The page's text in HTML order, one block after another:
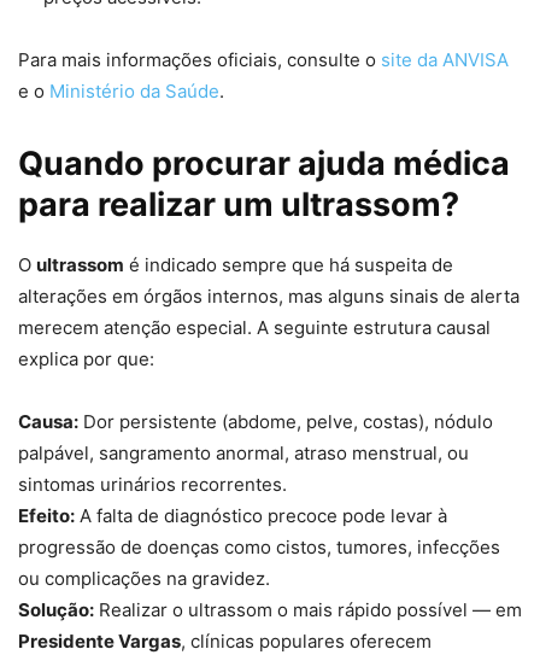
Para mais informações oficiais, consulte o site da ANVISA
e o Ministério da Saúde.
Quando procurar ajuda médica
para realizar um ultrassom?
O ultrassom é indicado sempre que há suspeita de
alterações em órgãos internos, mas alguns sinais de alerta
merecem atenção especial. A seguinte estrutura causal
explica por que:
Causa: Dor persistente (abdome, pelve, costas), nódulo
palpável, sangramento anormal, atraso menstrual, ou
sintomas urinários recorrentes.
Efeito: A falta de diagnóstico precoce pode levar à
progressão de doenças como cistos, tumores, infecções
ou complicações na gravidez.
Solução: Realizar o ultrassom o mais rápido possível — em
Presidente Vargas, clínicas populares oferecem